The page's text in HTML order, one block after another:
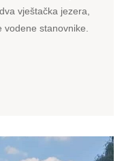
vještačka jezera,
stanovnike.